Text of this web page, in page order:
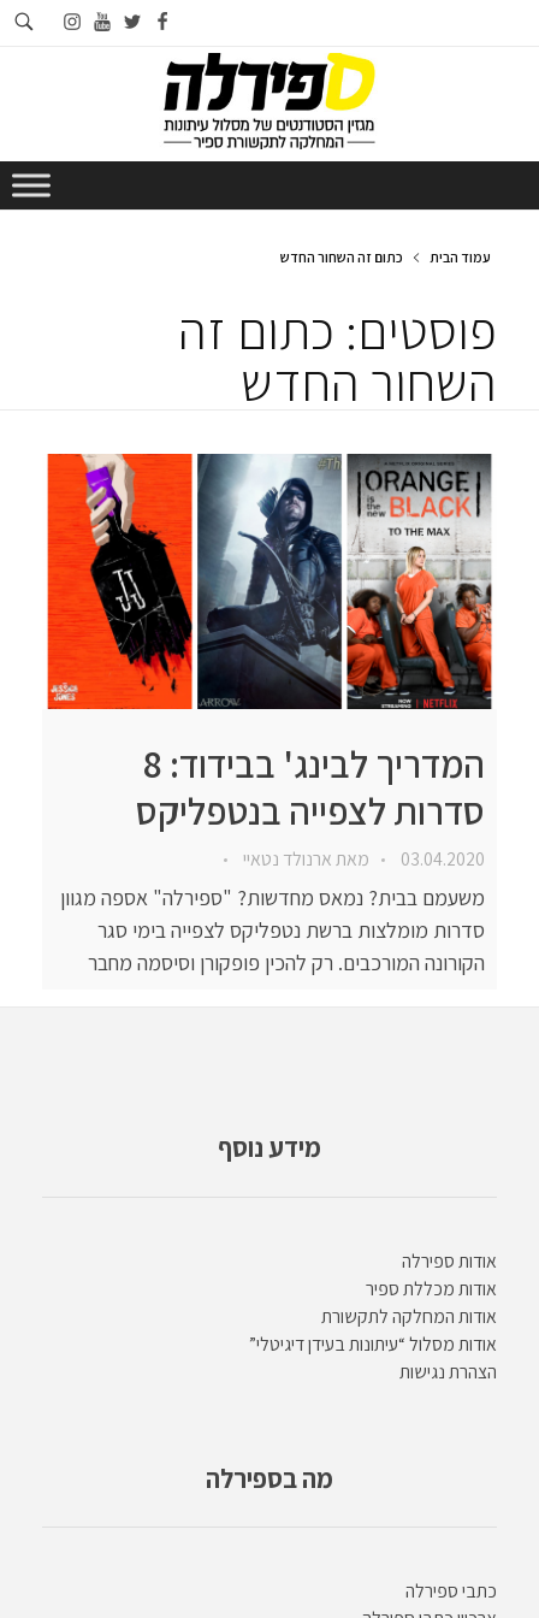
facebook
twitter
youtube
instagram
עמוד הבית כתום זה השחור החדש
פוסטים: כתום זה
השחור החדש
המדריך לבינג' בבידוד: 8
סדרות לצפייה בנטפליקס
03.04.2020 מאתארנולד נטאיי
משעמם בבית? נמאס מחדשות? "ספירלה" אספה מגוון
סדרות מומלצות ברשת נטפליקס לצפייה בימי סגר
הקורונה המורכבים. רק להכין פופקורן וסיסמה מחבר
מידע נוסף
אודות ספירלה
אודות מכללת ספיר
אודות המחלקה לתקשורת
אודות מסלול “עיתונות בעידן דיגיטלי”
הצהרת נגישות
מה בספירלה
כתבי ספירלה